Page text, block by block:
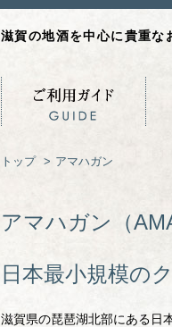
滋賀の地酒を中心に貴重な
トップ > アマハガン
アマハガン（
日本最小規模の
滋賀県の琵琶湖北部にある日